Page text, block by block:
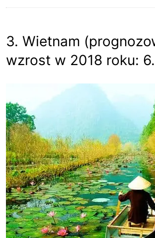
3. Wietnam
wzrost w 2018 roku: